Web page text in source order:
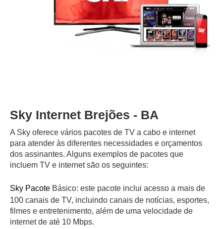
Sky Internet Brejões - BA
A Sky oferece vários pacotes de TV a cabo e internet
para atender às diferentes necessidades e orçamentos
dos assinantes. Alguns exemplos de pacotes que
incluem TV e internet são os seguintes:
Sky Pacote Básico: este pacote inclui acesso a mais de
100 canais de TV, incluindo canais de notícias, esportes,
filmes e entretenimento, além de uma velocidade de
internet de até 10 Mbps.